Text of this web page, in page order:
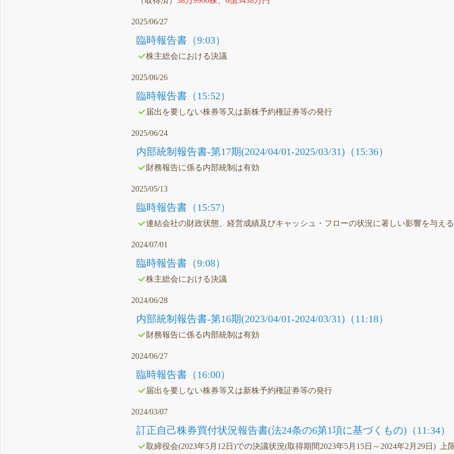
2025/06/27
臨時報告書（9:03）
株主総会における決議
2025/06/26
臨時報告書（15:52）
届出を要しない株券等又は新株予約権証券等の発行
2025/06/24
内部統制報告書-第17期(2024/04/01-2025/03/31)（15:36）
財務報告に係る内部統制は有効
2025/05/13
臨時報告書（15:57）
連結会社の財政状態、経営成績及びキャッシュ・フローの状況に著しい影響を与え
2024/07/01
臨時報告書（9:08）
株主総会における決議
2024/06/28
内部統制報告書-第16期(2023/04/01-2024/03/31)（11:18）
財務報告に係る内部統制は有効
2024/06/27
臨時報告書（16:00）
届出を要しない株券等又は新株予約権証券等の発行
2024/03/07
訂正自己株券買付状況報告書(法24条の6第1項に基づくもの)（11:34）
取締役会(2023年5月12日)での決議状況(取得期間2023年5月15日～2024年2月29日) 上